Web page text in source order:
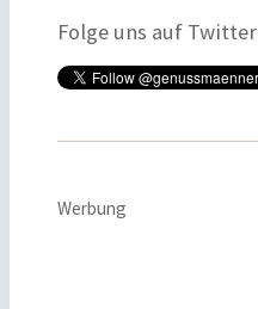
Folge uns auf Twitter
Werbung